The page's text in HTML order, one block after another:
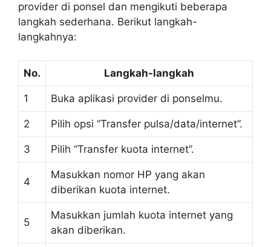
provider di ponsel dan mengikuti beberapa
langkah sederhana. Berikut langkah-
langkahnya:
No. Langkah-langkah
1 Buka aplikasi provider di ponselmu.
2 Pilih opsi “Transfer pulsa/data/internet”.
3 Pilih “Transfer kuota internet”.
4
Masukkan nomor HP yang akan
diberikan kuota internet.
5
Masukkan jumlah kuota internet yang
akan diberikan.